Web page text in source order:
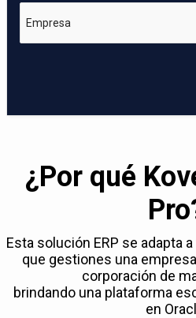
Empresa
¿Por qué
Esta solución ERP se adapta
que gestiones una
corporación de
brindando una plataforma
en